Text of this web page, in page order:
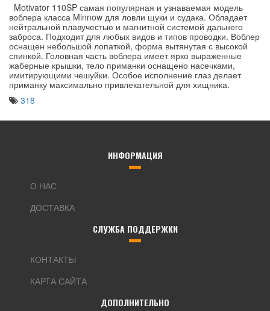
Motivator 110SP самая популярная и узнаваемая модель
воблера класса Minnow для ловли щуки и судака. Обладает
нейтральной плавучестью и магнитной системой дальнего
заброса. Подходит для любых видов и типов проводки. Воблер
оснащен небольшой лопаткой, форма вытянутая с высокой
спинкой. Головная часть воблера имеет ярко выраженные
жаберные крышки, тело приманки оснащено насечками,
имитирующими чешуйки. Особое исполнение глаз делает
приманку максимально привлекательной для хищника.
318
ИНФОРМАЦИЯ
О НАС
ДОСТАВКА
СЛУЖБА ПОДДЕРЖКИ
КОНТАКТЫ
КАРТА САЙТА
ДОПОЛНИТЕЛЬНО